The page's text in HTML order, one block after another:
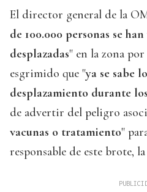
El director general de la
de 100.000 personas se
desplazadas" en la zona
esgrimido que "ya se sabe
desplazamiento durante
de advertir del peligro
vacunas o tratamiento"
responsable de este brote, la